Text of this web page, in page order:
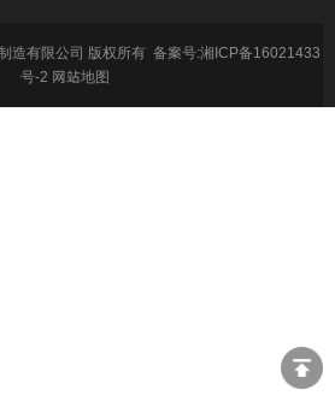
造有限公司 版权所有 备案号:湘ICP备16021433
号-2 网站地图